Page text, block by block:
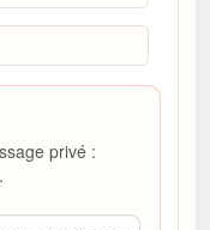
privé :